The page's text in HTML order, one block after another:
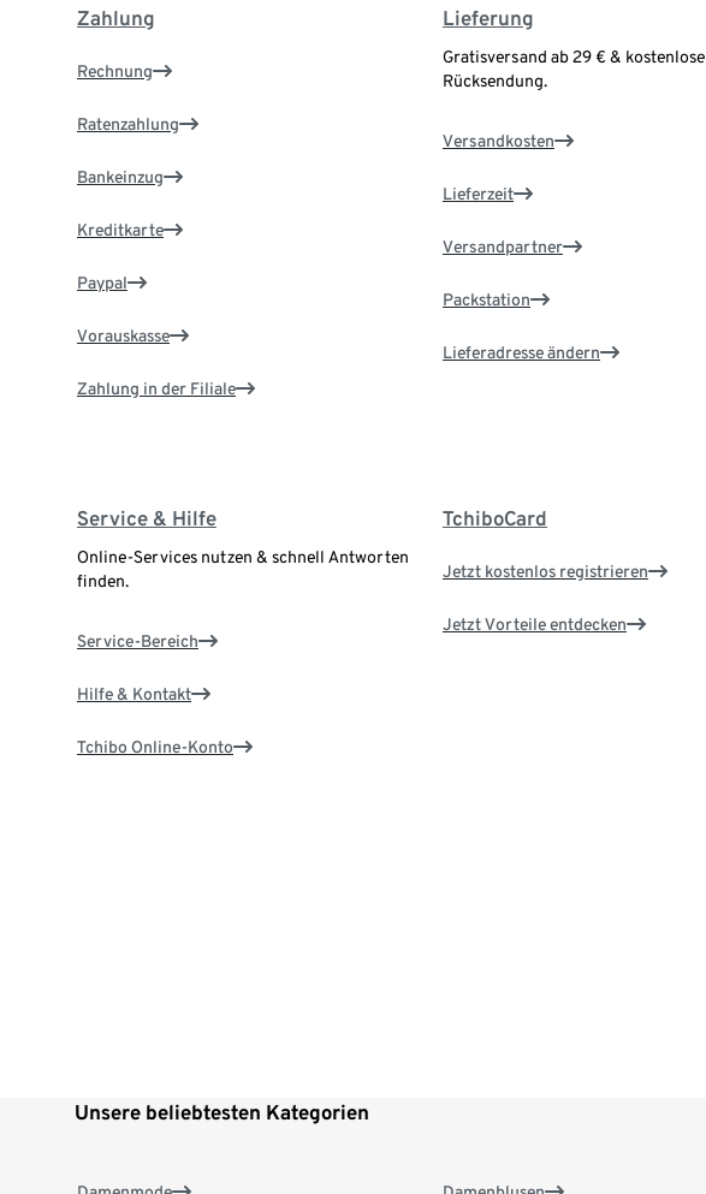
Zahlung
Rechnung
Ratenzahlung
Bankeinzug
Kreditkarte
Paypal
Vorauskasse
Zahlung in der Filiale
Lieferung
Gratisversand ab 29 € & kostenlose
Rücksendung.
Versandkosten
Lieferzeit
Versandpartner
Packstation
Lieferadresse ändern
Service & Hilfe
Online-Services nutzen & schnell Antworten
finden.
Service-Bereich
Hilfe & Kontakt
Tchibo Online-Konto
TchiboCard
Jetzt kostenlos registrieren
Jetzt Vorteile entdecken
Unsere beliebtesten Kategorien